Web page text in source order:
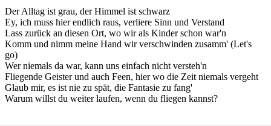
Der Alltag ist grau, der Himmel ist schwarz
Ey, ich muss hier endlich raus, verliere Sinn und Verstand
Lass zurück an diesen Ort, wo wir als Kinder schon war'n
Komm und nimm meine Hand wir verschwinden zusamm' (Let's
go)
Wer niemals da war, kann uns einfach nicht versteh'n
Fliegende Geister und auch Feen, hier wo die Zeit niemals vergeht
Glaub mir, es ist nie zu spät, die Fantasie zu fang'
Warum willst du weiter laufen, wenn du fliegen kannst?